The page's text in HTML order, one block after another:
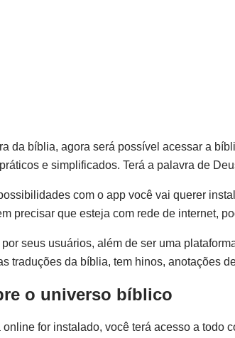
da bíblia, agora será possível acessar a
e simplificados. Terá a palavra de
com o app você vai querer
precisar que esteja com rede de internet,
seus usuários, além de ser uma
traduções da bíblia, tem hinos, anotações
o universo bíblico
for instalado, você terá acesso a todo